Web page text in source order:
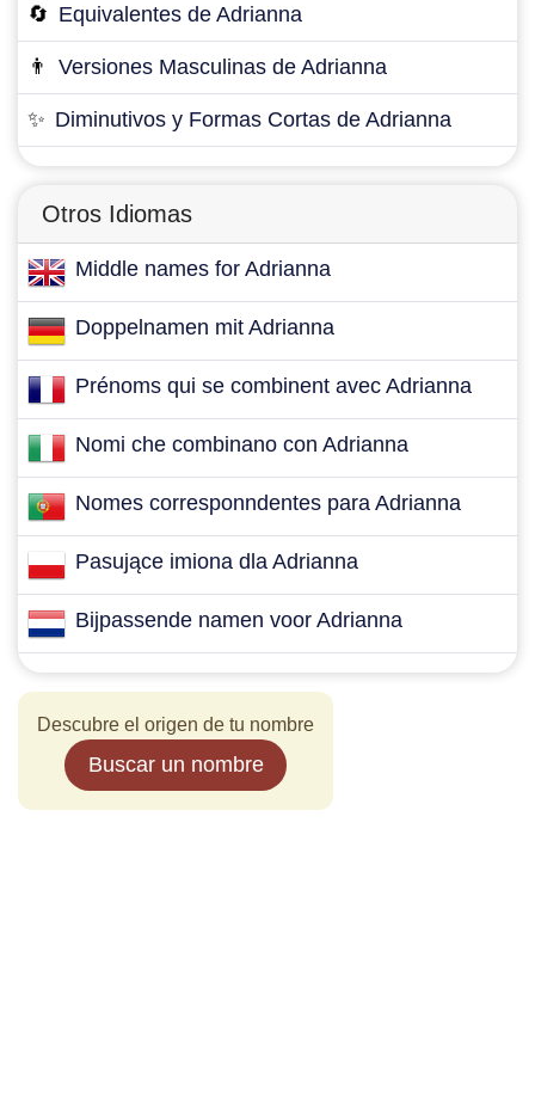
🔄 Equivalentes de Adrianna
👨 Versiones Masculinas de Adrianna
✨ Diminutivos y Formas Cortas de Adrianna
Otros Idiomas
Middle names for Adrianna
Doppelnamen mit Adrianna
Prénoms qui se combinent avec Adrianna
Nomi che combinano con Adrianna
Nomes corresponndentes para Adrianna
Pasujące imiona dla Adrianna
Bijpassende namen voor Adrianna
Descubre el origen de tu nombre
Buscar un nombre